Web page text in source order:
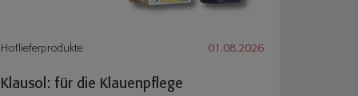
Hoflieferprodukte 01.08.2026
Klausol: für die Klauenpflege